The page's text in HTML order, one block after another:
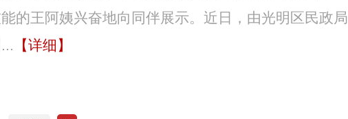
的王阿姨兴奋地向同伴展示。近日，由光明区民政局
【详细】